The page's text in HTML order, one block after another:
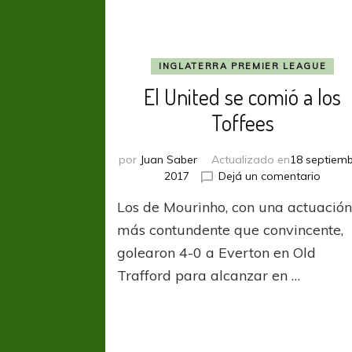
INGLATERRA PREMIER LEAGUE
El United se comió a los
Toffees
por Juan Saber Actualizado en18
2017
Dejá un comentario
United
se
comió
Los de Mourinho, con una actuación
más contundente que convincente,
golearon 4-0 a Everton en Old
Trafford para alcanzar en …